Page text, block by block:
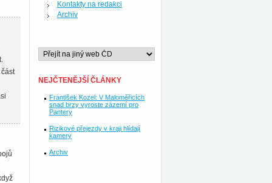
Kontakty na redakci
Archiv
NEJČTENĚJŠÍ ČLÁNKY
František Kozel: V Maloměřicích
snad brzy vyroste zázemí pro
Pantery
Rizikové přejezdy v kraji hlídají
kamery
Archiv